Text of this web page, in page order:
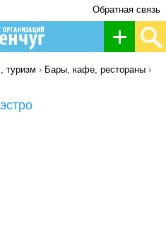
Обратная связь
Д
о
туризм › Бары, кафе, рестораны ›